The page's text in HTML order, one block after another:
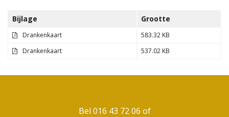
Bijlage Grootte
Drankenkaart
583.32 KB
Drankenkaart
537.02 KB
Bel 016 43 72 06 of